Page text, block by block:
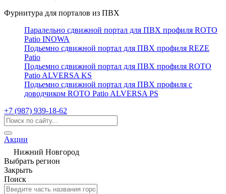
Фурнитура для порталов из ПВХ
Паралельно сдвижной портал для ПВХ профиля ROTO
Patio INOWA
Подьемно сдвижной портал для ПВХ профиля REZE
Patio
Подьемно сдвижной портал для ПВХ профиля ROTO
Patio ALVERSA KS
Подьемно сдвижной портал для ПВХ профиля с
доводчиком ROTO Patio ALVERSA PS
+7 (987) 939-18-62
Акции
Нижний Новгород
Выбрать регион
Закрыть
Поиск